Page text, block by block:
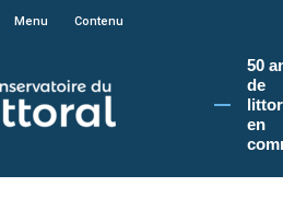
le site du Conservatoire du littoral, vous
Menu Contenu
50
de
en